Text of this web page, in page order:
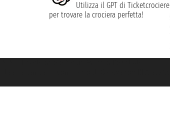
Utilizza il GPT di Ticketcrociere
per trovare la crociera perfetta!